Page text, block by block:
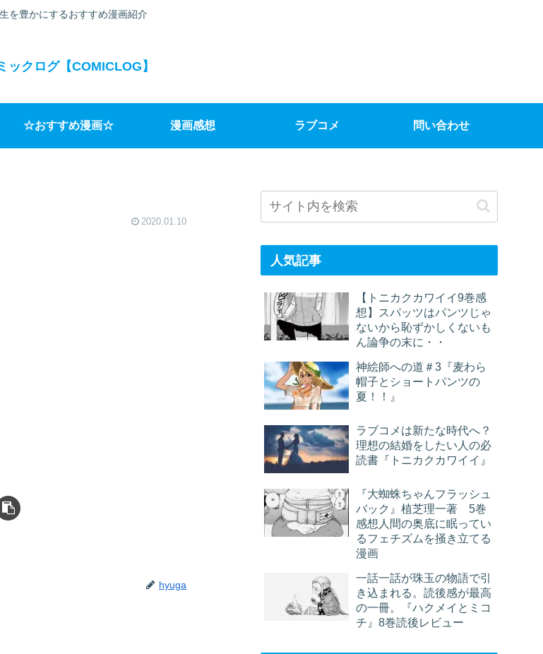
を豊かにするおすすめ漫画紹介
ックログ【COMICLOG】
☆おすすめ漫画☆ 漫画感想 ラブコメ 問い合わせ
2020.01.10
hyuga
人気記事
【トニカクカワイイ9巻感
想】スパッツはパンツじゃ
ないから恥ずかしくないも
ん論争の末に・・
神絵師への道＃3『麦わら
帽子とショートパンツの
夏！！』
ラブコメは新たな時代へ？
理想の結婚をしたい人の必
読書『トニカクカワイイ』
『大蜘蛛ちゃんフラッシュ
バック』植芝理一著 5巻
感想人間の奥底に眠ってい
るフェチズムを掻き立てる
漫画
一話一話が珠玉の物語で引
き込まれる。読後感が最高
の一冊。『ハクメイとミコ
チ』8巻読後レビュー